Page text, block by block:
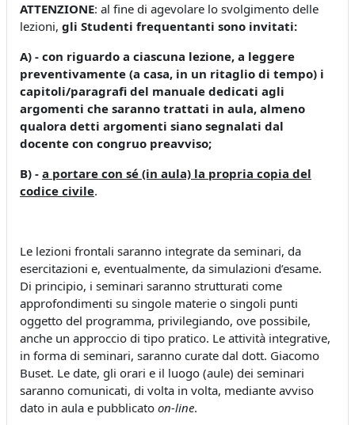
ATTENZIONE: al fine di agevolare lo svolgimento delle
lezioni, gli Studenti frequentanti sono invitati:
A) - con riguardo a ciascuna lezione, a leggere
preventivamente (a casa, in un ritaglio di tempo) i
capitoli/paragrafi del manuale dedicati agli
argomenti che saranno trattati in aula, almeno
qualora detti argomenti siano segnalati dal
docente con congruo preavviso;
B) - a portare con sé (in aula) la propria copia del
codice civile.
Le lezioni frontali saranno integrate da seminari, da
esercitazioni e, eventualmente, da simulazioni d’esame.
Di principio, i seminari saranno strutturati come
approfondimenti su singole materie o singoli punti
oggetto del programma, privilegiando, ove possibile,
anche un approccio di tipo pratico. Le attività integrative,
in forma di seminari, saranno curate dal dott. Giacomo
Buset. Le date, gli orari e il luogo (aule) dei seminari
saranno comunicati, di volta in volta, mediante avviso
dato in aula e pubblicato on-line.